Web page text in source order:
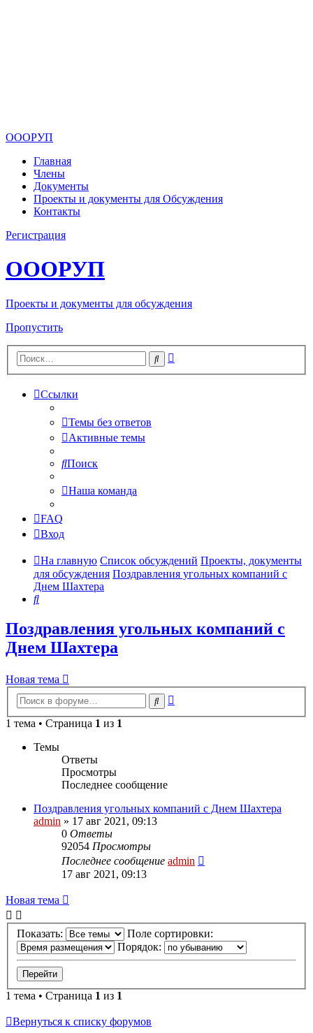
ОООРУП
Главная
Члены
Документы
Проекты и документы для Обсуждения
Контакты
Регистрация
ОООРУП
Проекты и документы для обсуждения
Пропустить
Поиск
Ссылки
Темы без ответов
Активные темы
Поиск
Наша команда
FAQ
Вход
На главную Список обсуждений Проекты, документы
для обсуждения Поздравления угольных компаний с
Днем Шахтера
Поиск
Поздравления угольных компаний с
Днем Шахтера
Новая тема
Поиск
1 тема • Страница 1 из 1
Темы
Ответы
Просмотры
Последнее сообщение
Поздравления угольных компаний с Днем Шахтера
admin » 17 авг 2021, 09:13
0 Ответы
92054 Просмотры
Последнее сообщение admin
17 авг 2021, 09:13
Новая тема
Показать:
Поле сортировки:
Порядок:
1 тема • Страница 1 из 1
Вернуться к списку форумов